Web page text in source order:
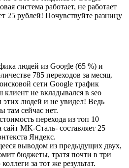
система работает, не работает
25 рублей! Почувствуйте разницу
людей из Google (65 %) и
785 переходов за месяц.
сети Google трафик
не вкладывался в seo
людей и не увидел! Ведь
там сейчас нет.
перехода из топ 10
MK-Сталь- составляет 25
Яндекс.
выводом из предыдущих двух,
бюджеты, тратя почти в три
за тот же результат.